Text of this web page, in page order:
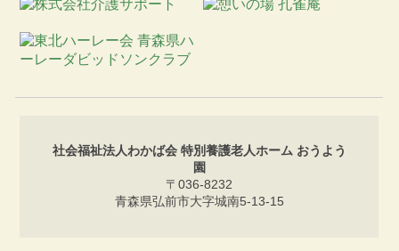
社会福祉法人わかば会 特別養護老人ホーム おうよう
園
〒036-8232
青森県弘前市大字城南5-13-15